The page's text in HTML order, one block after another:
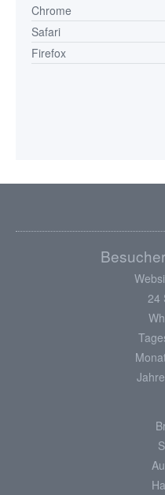
Chrome
Safari
Firefox
24